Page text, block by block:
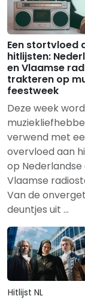
Een stortvloed
hitlijsten:
en Vlaamse
trakteren op
feestweek
Deze week
verwend met
overvloed aan
op Nederlandse
Vlaamse
Van de
deuntjes uit …
Hitlijst NL